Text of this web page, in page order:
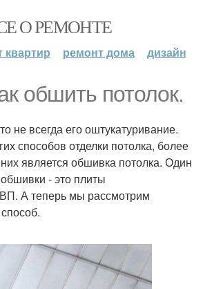
О РЕМОНТЕ
квартир ремонт дома дизайн
обшить потолок.
не всегда его оштукатуривание.
способов отделки потолка, более
является обшивка потолка. Один
- это плиты
А теперь мы рассмотрим